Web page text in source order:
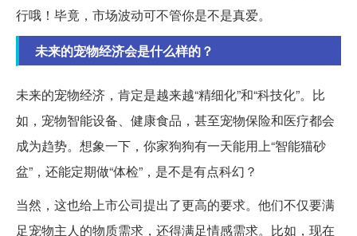
行哦！毕竟，市场波动可不管你是不是真爱。
未来的宠物经济会是什么样的？
未来的宠物经济，肯定是越来越“精细化”和“科技化”。比
如，宠物智能设备、健康食品，甚至宠物保险和医疗都会
成为趋势。想象一下，你家狗狗有一天能用上“智能猫砂
盆”，还能定期做“体检”，是不是有点科幻？
当然，这也给上市公司提出了更高的要求。他们不仅要满
足宠物主人的物质需求，还得满足情感需求。比如，现在